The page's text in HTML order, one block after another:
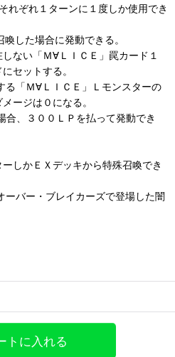
れぞれ１ターンに１度しか使用でき
した場合に発動できる。
ない「Ｍ∀ＬＩＣＥ」罠カード１
セットする。
る「Ｍ∀ＬＩＣＥ」Ｌモンスターの
ージは０になる。
、３００ＬＰを払って発動でき
しかＥＸデッキから特殊召喚でき
バー・ブレイカーズで登場した闇
トに入れる